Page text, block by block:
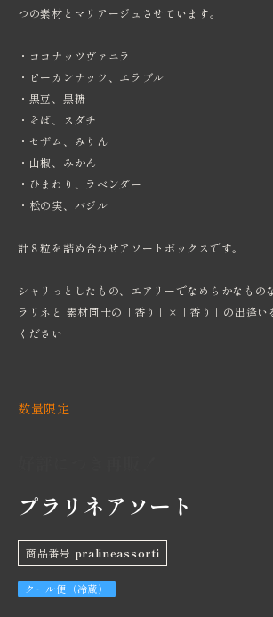
つの素材とマリアージュさせています。
・ココナッツヴァニラ
・ピーカンナッツ、エラブル
・黒豆、黒糖
・そば、スダチ
・セザム、みりん
・山椒、みかん
・ひまわり、ラベンダー
・松の実、バジル
計８粒を詰め合わせアソートボックスです。
シャリっとしたもの、エアリーでなめらかなもの
ラリネと 素材同士の「香り」×「香り」の出逢い
ください
数量限定
プラリネアソート
商品番号 pralineassorti
クール便（冷蔵）